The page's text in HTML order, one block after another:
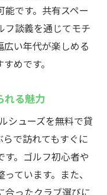
です。共有スペー
フ談義を通じてモチ
い年代が楽しめる
めです。
れる魅力
シューズを無料で貸
で訪れてもすぐに
。ゴルフ初心者や
ています。また、
合ったクラブ選びに